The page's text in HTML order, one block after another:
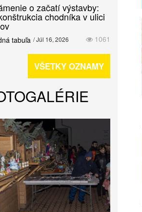
o začatí výstavby:
chodníka v ulici
1061
tabuľa / Júl 16, 2026
VŠETKY OZNAMY